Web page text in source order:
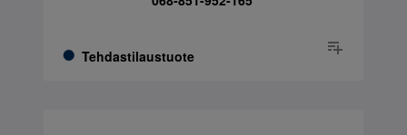
Tehdastilaustuote